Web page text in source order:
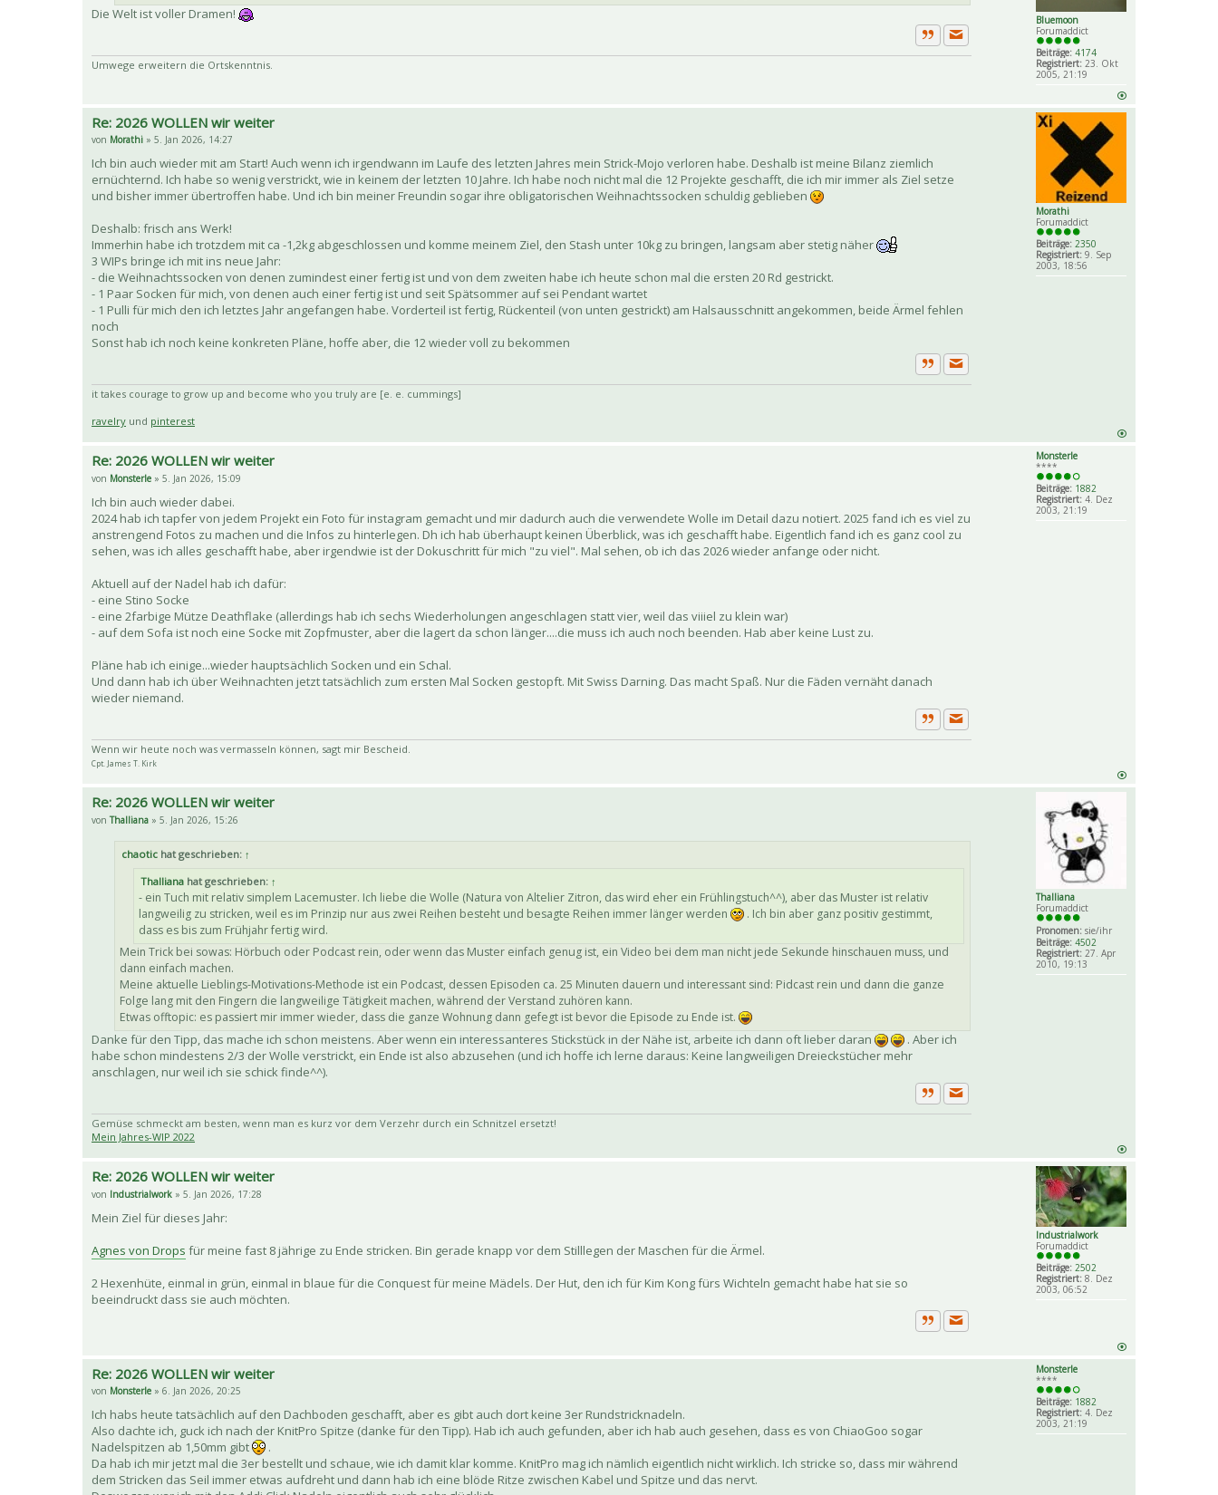
Bluemoon
Forumaddict
Beiträge: 4174
Registriert: 23. Okt
2005, 21:19
Die Welt ist voller Dramen!
ZitatPrivate Nachricht senden
Umwege erweitern die Ortskenntnis.
Morathi
Forumaddict
Beiträge: 2350
Registriert: 9. Sep
2003, 18:56
Re: 2026 WOLLEN wir weiter
von Morathi » 5. Jan 2026, 14:27
Ich bin auch wieder mit am Start! Auch wenn ich irgendwann im Laufe des letzten Jahres mein Strick-Mojo verloren habe. Deshalb ist meine Bilanz ziemlich
ernüchternd. Ich habe so wenig verstrickt, wie in keinem der letzten 10 Jahre. Ich habe noch nicht mal die 12 Projekte geschafft, die ich mir immer als Ziel setze
und bisher immer übertroffen habe. Und ich bin meiner Freundin sogar ihre obligatorischen Weihnachtssocken schuldig geblieben
Deshalb: frisch ans Werk!
Immerhin habe ich trotzdem mit ca -1,2kg abgeschlossen und komme meinem Ziel, den Stash unter 10kg zu bringen, langsam aber stetig näher
3 WIPs bringe ich mit ins neue Jahr:
- die Weihnachtssocken von denen zumindest einer fertig ist und von dem zweiten habe ich heute schon mal die ersten 20 Rd gestrickt.
- 1 Paar Socken für mich, von denen auch einer fertig ist und seit Spätsommer auf sei Pendant wartet
- 1 Pulli für mich den ich letztes Jahr angefangen habe. Vorderteil ist fertig, Rückenteil (von unten gestrickt) am Halsausschnitt angekommen, beide Ärmel fehlen
noch
Sonst hab ich noch keine konkreten Pläne, hoffe aber, die 12 wieder voll zu bekommen
ZitatPrivate Nachricht senden
it takes courage to grow up and become who you truly are [e. e. cummings]
ravelry und pinterest
Monsterle
****
Beiträge: 1882
Registriert: 4. Dez
2003, 21:19
Re: 2026 WOLLEN wir weiter
von Monsterle » 5. Jan 2026, 15:09
Ich bin auch wieder dabei.
2024 hab ich tapfer von jedem Projekt ein Foto für instagram gemacht und mir dadurch auch die verwendete Wolle im Detail dazu notiert. 2025 fand ich es viel zu
anstrengend Fotos zu machen und die Infos zu hinterlegen. Dh ich hab überhaupt keinen Überblick, was ich geschafft habe. Eigentlich fand ich es ganz cool zu
sehen, was ich alles geschafft habe, aber irgendwie ist der Dokuschritt für mich "zu viel". Mal sehen, ob ich das 2026 wieder anfange oder nicht.
Aktuell auf der Nadel hab ich dafür:
- eine Stino Socke
- eine 2farbige Mütze Deathflake (allerdings hab ich sechs Wiederholungen angeschlagen statt vier, weil das viiiel zu klein war)
- auf dem Sofa ist noch eine Socke mit Zopfmuster, aber die lagert da schon länger....die muss ich auch noch beenden. Hab aber keine Lust zu.
Pläne hab ich einige...wieder hauptsächlich Socken und ein Schal.
Und dann hab ich über Weihnachten jetzt tatsächlich zum ersten Mal Socken gestopft. Mit Swiss Darning. Das macht Spaß. Nur die Fäden vernäht danach
wieder niemand.
ZitatPrivate Nachricht senden
Wenn wir heute noch was vermasseln können, sagt mir Bescheid.
Cpt. James T. Kirk
Thalliana
Forumaddict
Pronomen: sie/ihr
Beiträge: 4502
Registriert: 27. Apr
2010, 19:13
Re: 2026 WOLLEN wir weiter
von Thalliana » 5. Jan 2026, 15:26
chaotic hat geschrieben: ↑
Thalliana hat geschrieben: ↑
- ein Tuch mit relativ simplem Lacemuster. Ich liebe die Wolle (Natura von Altelier Zitron, das wird eher ein Frühlingstuch^^), aber das Muster ist relativ
langweilig zu stricken, weil es im Prinzip nur aus zwei Reihen besteht und besagte Reihen immer länger werden
. Ich bin aber ganz positiv gestimmt,
dass es bis zum Frühjahr fertig wird.
Mein Trick bei sowas: Hörbuch oder Podcast rein, oder wenn das Muster einfach genug ist, ein Video bei dem man nicht jede Sekunde hinschauen muss, und
dann einfach machen.
Meine aktuelle Lieblings-Motivations-Methode ist ein Podcast, dessen Episoden ca. 25 Minuten dauern und interessant sind: Pidcast rein und dann die ganze
Folge lang mit den Fingern die langweilige Tätigkeit machen, während der Verstand zuhören kann.
Etwas offtopic: es passiert mir immer wieder, dass die ganze Wohnung dann gefegt ist bevor die Episode zu Ende ist.
Danke für den Tipp, das mache ich schon meistens. Aber wenn ein interessanteres Stickstück in der Nähe ist, arbeite ich dann oft lieber daran
. Aber ich
habe schon mindestens 2/3 der Wolle verstrickt, ein Ende ist also abzusehen (und ich hoffe ich lerne daraus: Keine langweiligen Dreieckstücher mehr
anschlagen, nur weil ich sie schick finde^^).
ZitatPrivate Nachricht senden
Gemüse schmeckt am besten, wenn man es kurz vor dem Verzehr durch ein Schnitzel ersetzt!
Mein Jahres-WIP 2022
Industrialwork
Forumaddict
Beiträge: 2502
Registriert: 8. Dez
2003, 06:52
Re: 2026 WOLLEN wir weiter
von Industrialwork » 5. Jan 2026, 17:28
Mein Ziel für dieses Jahr:
Agnes von Drops für meine fast 8 jährige zu Ende stricken. Bin gerade knapp vor dem Stilllegen der Maschen für die Ärmel.
2 Hexenhüte, einmal in grün, einmal in blaue für die Conquest für meine Mädels. Der Hut, den ich für Kim Kong fürs Wichteln gemacht habe hat sie so
beeindruckt dass sie auch möchten.
ZitatPrivate Nachricht senden
Monsterle
****
Beiträge: 1882
Registriert: 4. Dez
2003, 21:19
Re: 2026 WOLLEN wir weiter
von Monsterle » 6. Jan 2026, 20:25
Ich habs heute tatsächlich auf den Dachboden geschafft, aber es gibt auch dort keine 3er Rundstricknadeln.
Also dachte ich, guck ich nach der KnitPro Spitze (danke für den Tipp). Hab ich auch gefunden, aber ich hab auch gesehen, dass es von ChiaoGoo sogar
Nadelspitzen ab 1,50mm gibt
.
Da hab ich mir jetzt mal die 3er bestellt und schaue, wie ich damit klar komme. KnitPro mag ich nämlich eigentlich nicht wirklich. Ich stricke so, dass mir während
dem Stricken das Seil immer etwas aufdreht und dann hab ich eine blöde Ritze zwischen Kabel und Spitze und das nervt.